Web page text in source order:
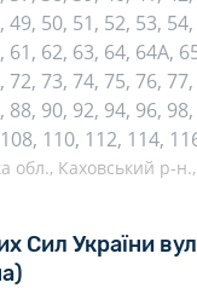
49, 50, 51, 52, 53,
61, 62, 63, 64, 64А,
72, 73, 74, 75, 76,
88, 90, 92, 94, 96,
110, 112, 114,
обл., Каховський р-
Сил України